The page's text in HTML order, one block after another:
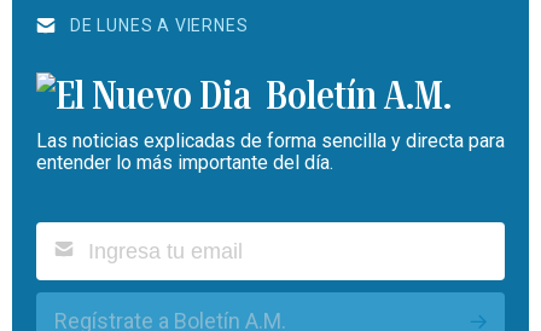
DE LUNES A VIERNES
Boletín A.M.
Las noticias explicadas de forma sencilla y directa para
entender lo más importante del día.
Regístrate a Boletín A.M.